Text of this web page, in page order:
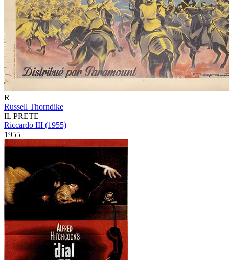
R
Russell Thorndike
IL PRETE
Riccardo III (1955)
1955